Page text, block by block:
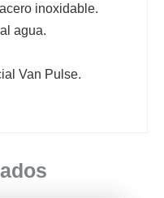
inoxidable.
agua.
Van Pulse.